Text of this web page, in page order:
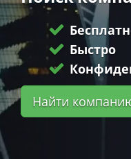
Быстро
Найти